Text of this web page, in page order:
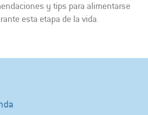
y tips para alimentarse
esta etapa de la vida.